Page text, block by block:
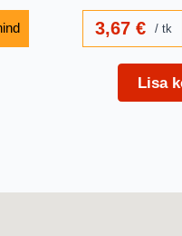
3,67€ tk
Lisa